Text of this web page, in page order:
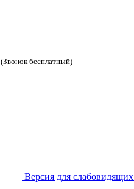
(Звонок бесплатный)
Версия для слабовидящих